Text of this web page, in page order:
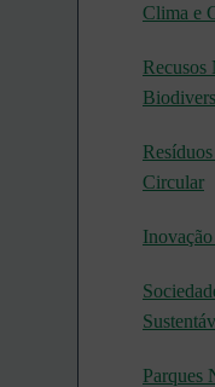
Clima e
Recusos
Circular
Parques